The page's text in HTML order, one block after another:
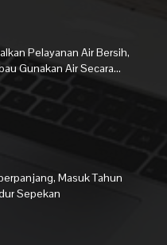
Pelayanan Air Bersih,
Gunakan Air Secara...
Masuk Tahun
Sepekan